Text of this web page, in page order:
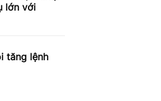
lớn với
tăng lệnh